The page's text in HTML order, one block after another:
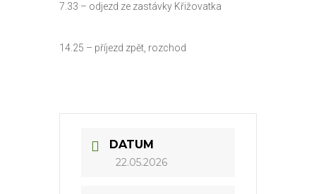
7.33 – odjezd ze zastávky Křižovatka
14.25 – příjezd zpět, rozchod
DATUM
22.05.2026